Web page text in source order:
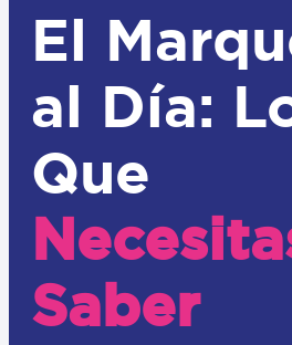
El
al Día:
Que
Saber